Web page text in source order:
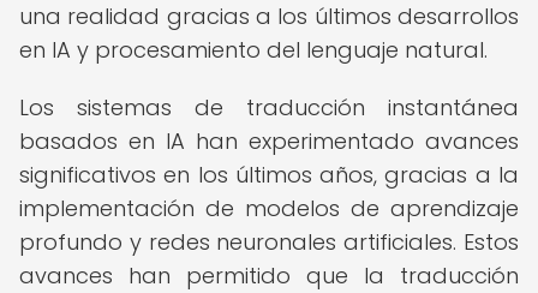
una realidad gracias a los últimos desarrollos
en IA y procesamiento del lenguaje natural.
Los sistemas de traducción instantánea
basados en IA han experimentado avances
significativos en los últimos años, gracias a la
implementación de modelos de aprendizaje
profundo y redes neuronales artificiales. Estos
avances han permitido que la traducción